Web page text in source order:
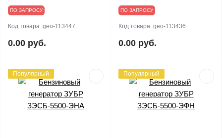
ПО ЗАПРОСУ
Код товара: geo-113447
0.00 руб.
ПО ЗАПРОСУ
Код товара: geo-113436
0.00 руб.
Популярный Популярный